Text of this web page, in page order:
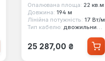
Опалювана площа: 22 кв.м
Довжина: 194 м
Лінійна потужність: 17 Вт/м
Тип кабелю: двожильний екранований
Звичайна ціна:
25 287,00 ₴